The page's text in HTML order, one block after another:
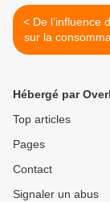
< De l’influence de la météo
sur la
: pourquoi
sponsoriser
par les Vins
Hébergé par
Top articles
Pages
Contact
Signaler un abus